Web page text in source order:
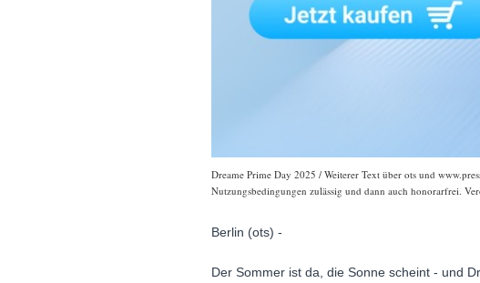
Dreame Prime Day 2025 / Weiterer Text über ots und
Nutzungsbedingungen zulässig und dann auch honorarfrei.
Berlin (ots) -
Der Sommer ist da, die Sonne scheint - und